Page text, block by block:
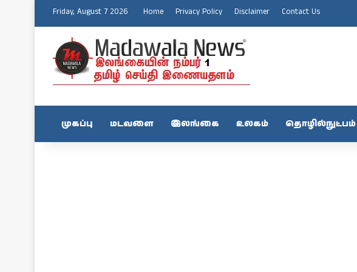
Friday, August 7 2026 Home Privacy Policy Disclaimer Contact Us
முகப்பு மடவளை இலங்கை உலகம் தொழில்நுட்பம்